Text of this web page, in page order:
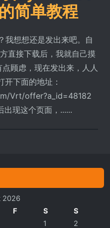
简单教程
我想想还是发出来吧。自
直接下载后，我就自己摸
顾虑，现在发出来，人人
下面的地址：
Vrt/offer?a_id=48182
出现这个页面，......
2026
F S S
1
2